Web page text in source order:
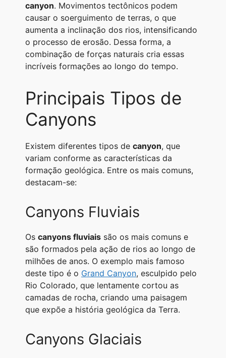
canyon. Movimentos tectônicos podem
causar o soerguimento de terras, o que
aumenta a inclinação dos rios, intensificando
o processo de erosão. Dessa forma, a
combinação de forças naturais cria essas
incríveis formações ao longo do tempo.
Principais Tipos de
Canyons
Existem diferentes tipos de canyon, que
variam conforme as características da
formação geológica. Entre os mais comuns,
destacam-se:
Canyons Fluviais
Os canyons fluviais são os mais comuns e
são formados pela ação de rios ao longo de
milhões de anos. O exemplo mais famoso
deste tipo é o Grand Canyon, esculpido pelo
Rio Colorado, que lentamente cortou as
camadas de rocha, criando uma paisagem
que expõe a história geológica da Terra.
Canyons Glaciais